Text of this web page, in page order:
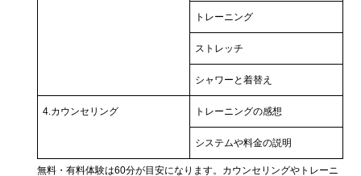
トレーニング
ストレッチ
シャワーと着替え
4.カウンセリング トレーニングの感想
システムや料金の説明
無料・有料体験は60分が目安になります。カウンセリングやトレーニ